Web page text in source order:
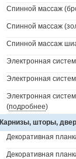
Спинной массаж
Спинной массаж
Спинной массаж
Электронная
Электронная
Электронная
(подробнее)
Карнизы, шторы,
Декоративная
Декоративная